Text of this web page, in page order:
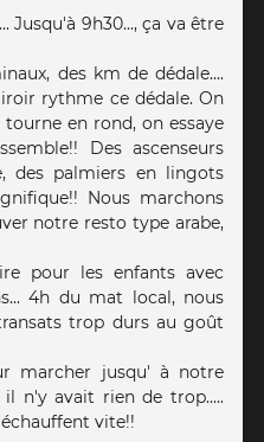
Jusqu'à 9h30..., ça va être
des km de dédale....
rythme ce dédale. On
en rond, on essaye
Des ascenseurs
des palmiers en lingots
Nous marchons
notre resto type arabe,
pour les enfants avec
4h du mat local, nous
trop durs au goût
marcher jusqu' à notre
il n'y avait rien de trop.....
vite!!